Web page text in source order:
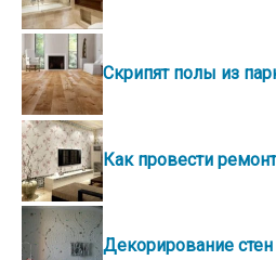
Скрипят полы из
Как провести
Декорирование